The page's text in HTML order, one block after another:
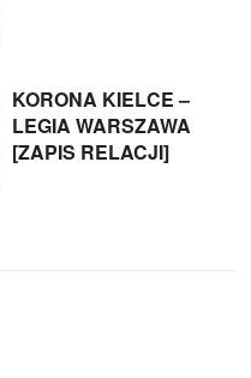
KORONA KIELCE –
LEGIA WARSZAWA
[ZAPIS RELACJI]